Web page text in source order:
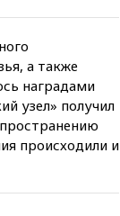
украинский
Ямпольская
поступления в
Минтранс
а также
наградами
узел» получил
происходили и